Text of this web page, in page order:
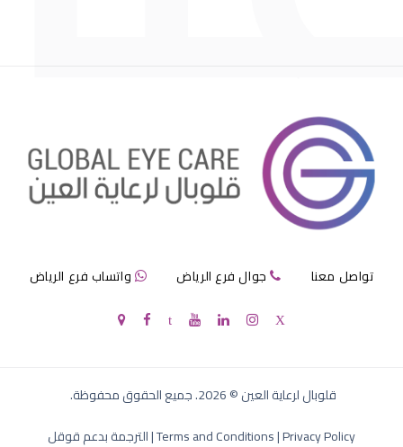
مرض الماء الازرق بالعين
تواصل معنا جوال فرع الرياض واتساب فرع الرياض
قلوبال لرعاية العين©
2026. جميع الحقوق محفوظة.
Terms and Conditions|Privacy Policy
|الترجمة بدعم قوقل